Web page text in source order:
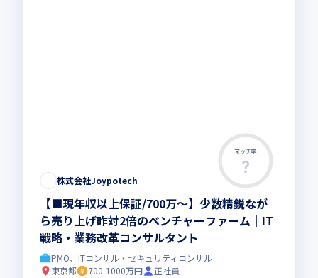
マッチ率
株式会社Joypotech
【■現年収以上保証/700万～】少数精鋭なが
ら売り上げ昨対2倍のベンチャーファーム｜IT
戦略・業務改革コンサルタント
PMO、ITコンサル・セキュリティコンサル
東京都
700-1000万円
正社員